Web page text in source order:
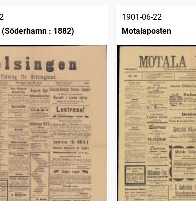
(Söderhamn : 1882)
1901-06-22
Motalaposten